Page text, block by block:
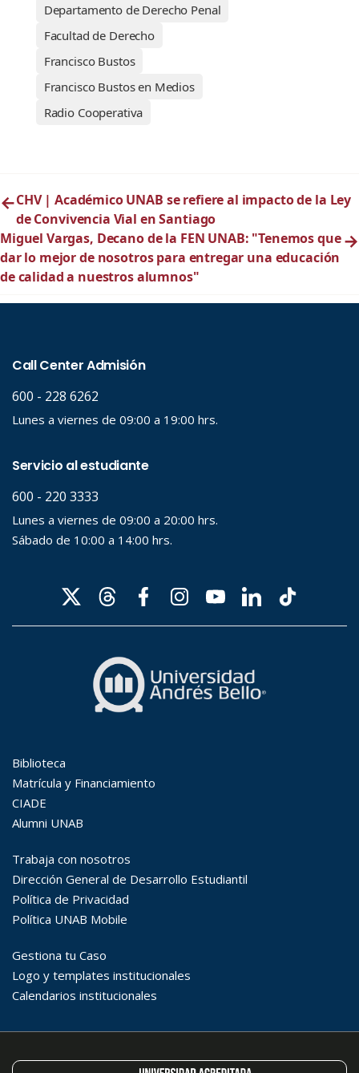
Departamento de Derecho Penal
Facultad de Derecho
Francisco Bustos
Francisco Bustos en Medios
Radio Cooperativa
←CHV | Académico UNAB se refiere al impacto de la Ley
de Convivencia Vial en Santiago
Miguel Vargas, Decano de la FEN UNAB: "Tenemos que
dar lo mejor de nosotros para entregar una educación
de calidad a nuestros alumnos"
→